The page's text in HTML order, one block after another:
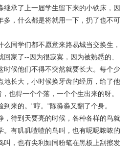
继承了上一届学生留下来的小铁床，因
多，什么都是将就用一下，扔了也不可
同学们都不愿意来路易城当交换生，
家了--因为很寂寞，因为被熟悉的、
时候他们不得不突然就要长大。每个少
地长大，小时候换牙齿的经历，给了他
也得一个个落，一个个生出来的呀。
来的。"哼。"陈淼淼又翻了个身。
待到天要亮的时候，各种各样的鸟就
。有叽叽喳喳的鸟叫，也有呢呢哝哝的
叫，也有尖利如同粉笔在黑板上刮擦发